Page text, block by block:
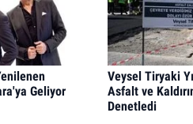
Geliyor
Veysel Tiryaki
Asfalt ve
Denetledi